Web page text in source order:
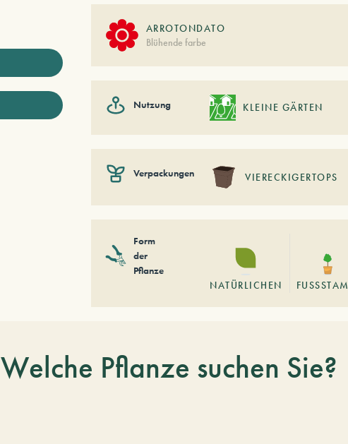
ARROTONDATO
Blühende farbe
Nutzung KLEINE GÄRTEN
Verpackungen VIERECKIGERTOPS
Form
der
Pflanze
NATÜRLICHEN
FUSSSTAMM
Welche Pflanze suchen Sie?